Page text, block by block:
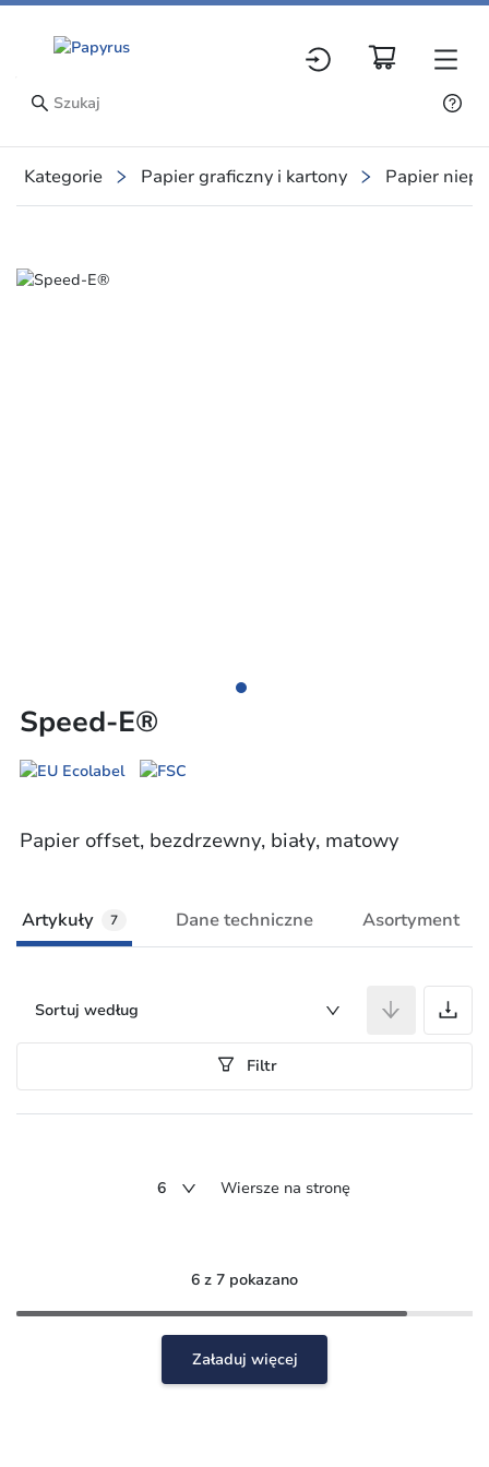
Kategorie Papier graficzny i kartony Papier
Slide 1 of 1
Speed-E®
Papier offset, bezdrzewny, biały, matowy
Artykuły 7 Dane techniczne Asortyment
Sortuj według
Filtr
6 Wiersze na stronę
6 z 7 pokazano
Załaduj więcej